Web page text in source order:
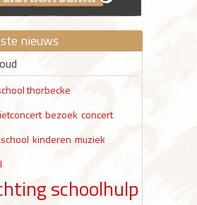
nieuws
thorbecke
bezoek concert
kinderen muziek
schoolhulp togo